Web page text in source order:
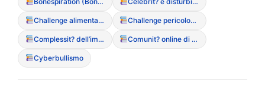
Challenge alimentari (partecipazione a sfide online pericolose) Challenge pericolose (sfide social legate al peso)
Complessit? dell’immagine digitale Comunit? online di supporto (positive e negative)
Cyberbullismo